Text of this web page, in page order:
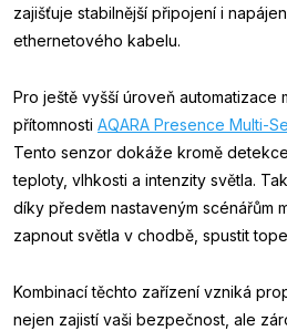
zajišťuje stabilnější připojení i
ethernetového kabelu.
Pro ještě vyšší úroveň automatizace
přítomnosti AQARA Presence Multi-
Tento senzor dokáže kromě
teploty, vlhkosti a intenzity světla.
díky předem nastaveným scénářům
zapnout světla v chodbě, spustit
Kombinací těchto zařízení vzniká
nejen zajistí vaši bezpečnost, ale